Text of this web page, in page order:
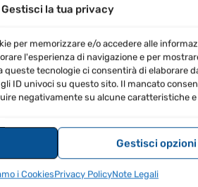
Gestisci la tua privacy
per memorizzare e/o accedere alle
l'esperienza di navigazione e per
queste tecnologie ci consentirà di elaborare
ID univoci su questo sito. Il mancato
negativamente su alcune caratteristiche
Gestisci opzioni
i CookiesPrivacy PolicyNote Legali
della più famosa drum